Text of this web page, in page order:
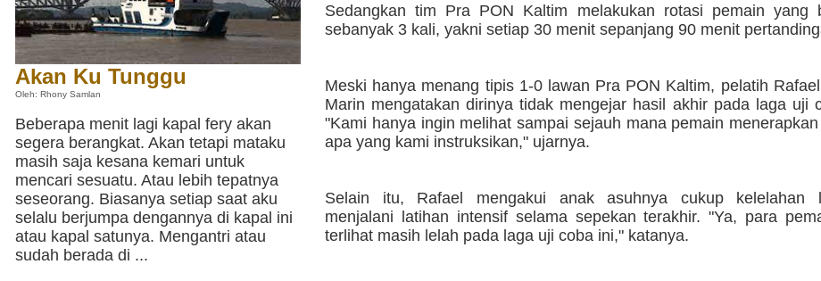
Akan Ku Tunggu
Oleh: Rhony Samlan
Beberapa menit lagi kapal fery akan
segera berangkat. Akan tetapi mataku
masih saja kesana kemari untuk
mencari sesuatu. Atau lebih tepatnya
seseorang. Biasanya setiap saat aku
selalu berjumpa dengannya di kapal ini
atau kapal satunya. Mengantri atau
sudah berada di ...
Sedangkan tim Pra PON Kaltim melakukan rotasi pemain yang
sebanyak 3 kali, yakni setiap 30 menit sepanjang 90 menit
Meski hanya menang tipis 1-0 lawan Pra PON Kaltim, pelatih
Marin mengatakan dirinya tidak mengejar hasil akhir pada laga uji
"Kami hanya ingin melihat sampai sejauh mana pemain
apa yang kami instruksikan," ujarnya.
Selain itu, Rafael mengakui anak asuhnya cukup kelelahan
menjalani latihan intensif selama sepekan terakhir. "Ya, para
terlihat masih lelah pada laga uji coba ini," katanya.